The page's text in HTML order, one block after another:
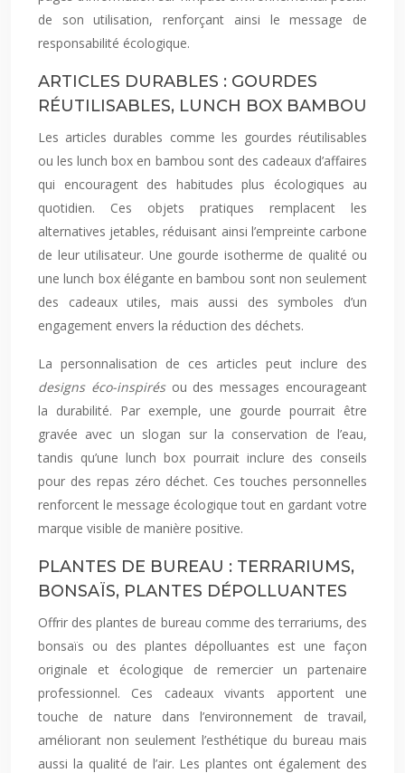
de son utilisation, renforçant ainsi le message de
responsabilité écologique.
ARTICLES DURABLES : GOURDES
RÉUTILISABLES, LUNCH BOX BAMBOU
Les articles durables comme les gourdes réutilisables
ou les lunch box en bambou sont des cadeaux d’affaires
qui encouragent des habitudes plus écologiques au
quotidien. Ces objets pratiques remplacent les
alternatives jetables, réduisant ainsi l’empreinte carbone
de leur utilisateur. Une gourde isotherme de qualité ou
une lunch box élégante en bambou sont non seulement
des cadeaux utiles, mais aussi des symboles d’un
engagement envers la réduction des déchets.
La personnalisation de ces articles peut inclure des
designs éco-inspirés ou des messages encourageant
la durabilité. Par exemple, une gourde pourrait être
gravée avec un slogan sur la conservation de l’eau,
tandis qu’une lunch box pourrait inclure des conseils
pour des repas zéro déchet. Ces touches personnelles
renforcent le message écologique tout en gardant votre
marque visible de manière positive.
PLANTES DE BUREAU : TERRARIUMS,
BONSAÏS, PLANTES DÉPOLLUANTES
Offrir des plantes de bureau comme des terrariums, des
bonsaïs ou des plantes dépolluantes est une façon
originale et écologique de remercier un partenaire
professionnel. Ces cadeaux vivants apportent une
touche de nature dans l’environnement de travail,
améliorant non seulement l’esthétique du bureau mais
aussi la qualité de l’air. Les plantes ont également des